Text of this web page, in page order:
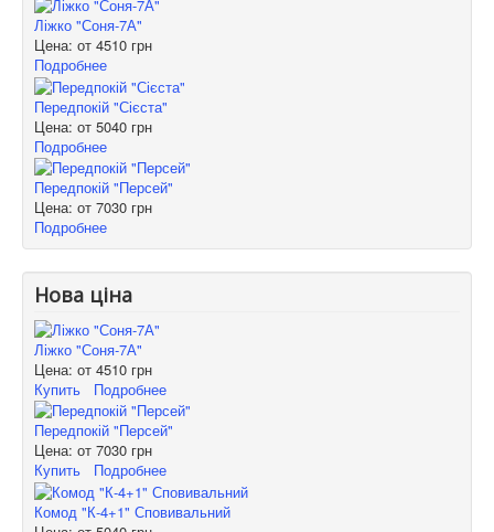
Ліжко "Соня-7А"
Цена: от 4510 грн
Подробнее
Передпокій "Сієста"
Цена: от 5040 грн
Подробнее
Передпокій "Персей"
Цена: от 7030 грн
Подробнее
Нова ціна
Ліжко "Соня-7А"
Цена: от 4510 грн
Купить
Подробнее
Передпокій "Персей"
Цена: от 7030 грн
Купить
Подробнее
Комод "К-4+1" Сповивальний